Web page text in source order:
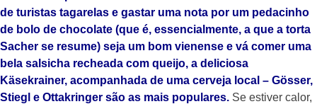
de turistas tagarelas e gastar uma nota por um pedacinho
de bolo de chocolate (que é, essencialmente, a que a torta
Sacher se resume) seja um bom vienense e vá comer uma
bela salsicha recheada com queijo, a deliciosa
Käsekrainer, acompanhada de uma cerveja local – Gösser,
Stiegl e Ottakringer são as mais populares. Se estiver calor,